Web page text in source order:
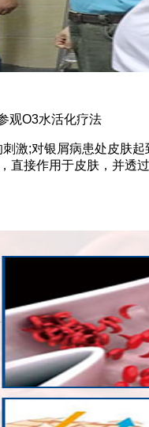
O3水活化疗法
;对银屑病患处皮肤起
接作用于皮肤，并透